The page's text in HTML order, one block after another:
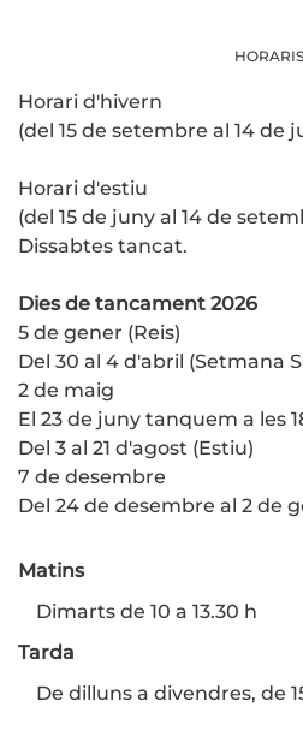
HORARIS
Horari d'hivern
(del 15 de setembre al 14 de
Horari d'estiu
(del 15 de juny al 14 de
Dissabtes tancat.
Dies de tancament 2026
5 de gener (Reis)
Del 30 al 4 d'abril (Setmana
2 de maig
El 23 de juny tanquem a les
Del 3 al 21 d'agost (Estiu)
7 de desembre
Del 24 de desembre al 2 de
Matins
Dimarts de 10 a 13.30 h
Tarda
De dilluns a divendres, de